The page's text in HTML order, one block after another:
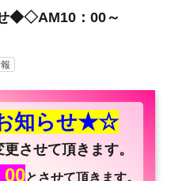
◆◇AM10：00～
知らせ★☆
させて頂きます。
00とさせて頂きます。